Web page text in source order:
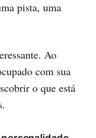
pista, uma
Ao
com sua
o que está